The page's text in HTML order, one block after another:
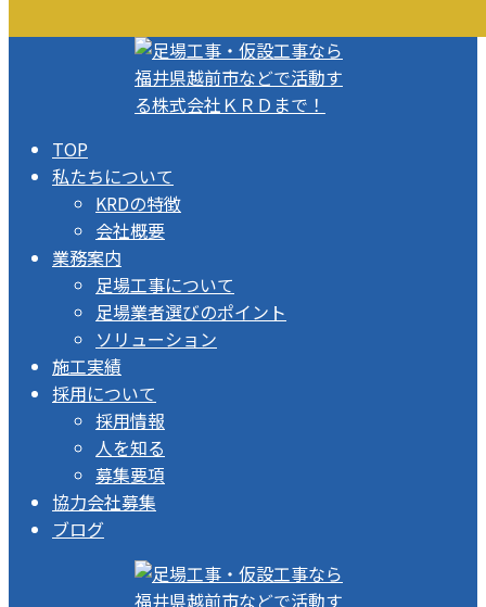
TOP
私たちについて
KRDの特徴
会社概要
業務案内
足場工事について
足場業者選びのポイント
ソリューション
施工実績
採用について
採用情報
人を知る
募集要項
協力会社募集
ブログ